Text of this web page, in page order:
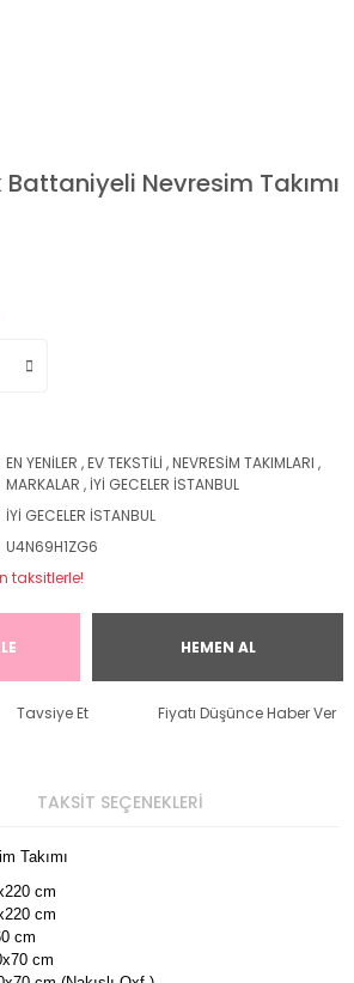
Nevresim Takımı
EN YENİLER ,EV TEKSTİLİ ,NEVRESİM TAKIMLARI ,
MARKALAR , İYİ GECELER İSTANBUL
İYİ GECELER İSTANBUL
U4N69H1ZG6
taksitlerle!
HEMEN AL
Tavsiye Et Fiyatı Düşünce Haber Ver
TAKSİT SEÇENEKLERİ
Takımı
cm
cm
cm
cm